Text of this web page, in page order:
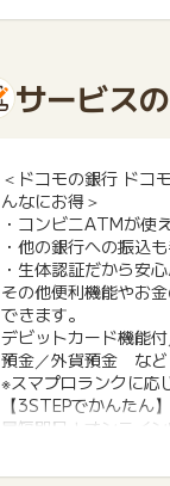
サービス
＜ドコモの銀行 ドコ
んなにお得＞
・コンビニATMが
・他の銀行への振込
・生体認証だから安
その他便利機能やお
できます。
デビットカード機能
預金／外貨預金 など
※スマプロランクに応
【3STEPでかんたん】
最短即日！オンライ
ネット銀行ならでは
活がさらに便利にな